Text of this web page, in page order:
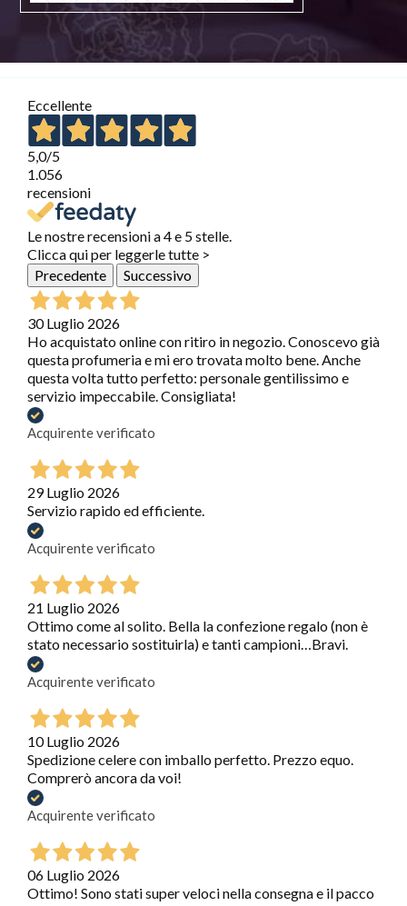
Eccellente
5,0/5
1.056
recensioni
Le nostre recensioni a 4 e 5 stelle.
Clicca qui per leggerle tutte >
Precedente
Successivo
30 Luglio 2026
Ho acquistato online con ritiro in negozio. Conoscevo già
questa profumeria e mi ero trovata molto bene. Anche
questa volta tutto perfetto: personale gentilissimo e
servizio impeccabile. Consigliata!
Acquirente verificato
29 Luglio 2026
Servizio rapido ed efficiente.
Acquirente verificato
21 Luglio 2026
Ottimo come al solito. Bella la confezione regalo (non è
stato necessario sostituirla) e tanti campioni…Bravi.
Acquirente verificato
10 Luglio 2026
Spedizione celere con imballo perfetto. Prezzo equo.
Comprerò ancora da voi!
Acquirente verificato
06 Luglio 2026
Ottimo! Sono stati super veloci nella consegna e il pacco